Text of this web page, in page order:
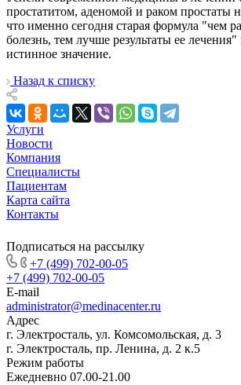
простатитом, аденомой и раком простаты
что именно сегодня старая формула "чем
болезнь, тем лучше результаты ее
истинное значение.
Назад к списку
Услуги
Новости
Компания
Специалисты
Пациентам
Карта сайта
Контакты
Подписаться на рассылку
+7 (499) 702-00-05
+7 (499) 702-00-05
E-mail
administrator@medinacenter.ru
Адрес
г. Электросталь, ул. Комсомольская, д. 3
г. Электросталь, пр. Ленина, д. 2 к.5
Режим работы
Ежедневно 07.00-21.00